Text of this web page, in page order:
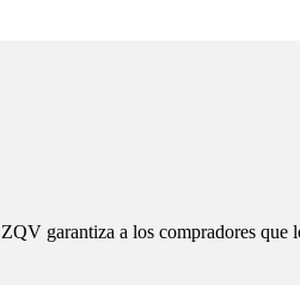
ZQV garantiza a los compradores que